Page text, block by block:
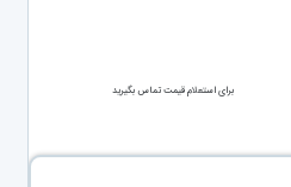
برای استعلام قیمت تماس بگیرید